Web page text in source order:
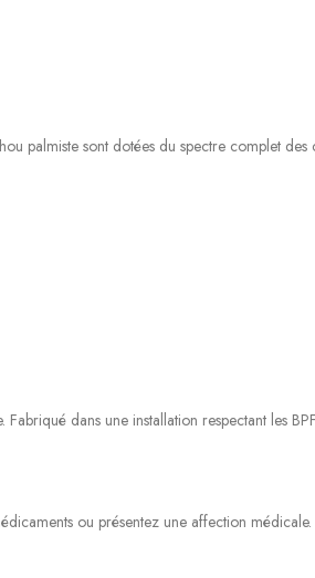
palmiste sont dotées du spectre complet
dans une installation respectant les
ou présentez une affection